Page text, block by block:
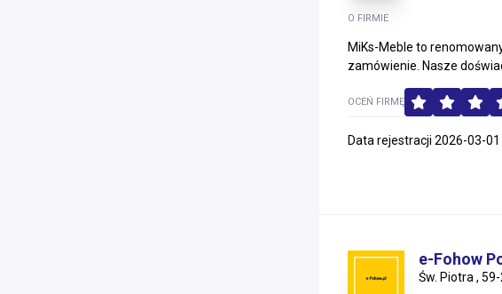
O FIRMIE
MiKs-Meble to
zamówienie. Nasze
OCEŃ FIRMĘ
Data rejestracji 2026-03-01
e-Fohow
Św. Piotra ,